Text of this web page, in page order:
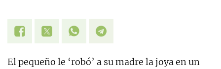
El pequeño le ‘robó’ a su madre la joya en un